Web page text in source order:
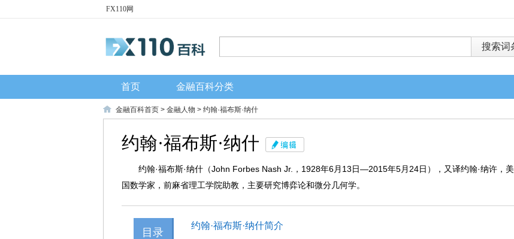
FX110网
首页 金融百科分类
金融百科首页 > 金融人物 > 约翰·福布斯·纳什
约翰·福布斯·纳什
约翰·福布斯·纳什（John Forbes Nash Jr.，1928年6月13日—2015年5月24日），又译约翰·纳许，美
国数学家，前麻省理工学院助教，主要研究博弈论和微分几何学。
目录
约翰·福布斯·纳什简介